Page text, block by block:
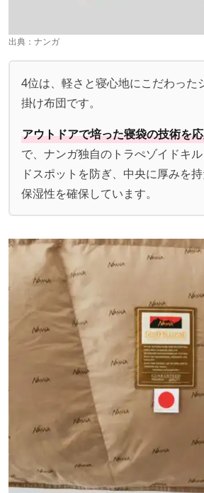
出典： ナンガ
4位は、軽さと寝心地にこだわった
掛け布団です。
アウトドアで培った寝袋の技術を
で、ナンガ独自のトラぺゾイドキ
ドスポットを防ぎ、中央に厚みを
保湿性を確保しています。